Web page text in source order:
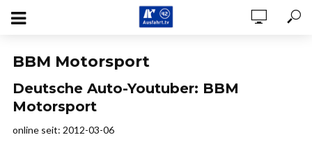
BBM Motorsport
Deutsche Auto-Youtuber: BBM
Motorsport
online seit: 2012-03-06